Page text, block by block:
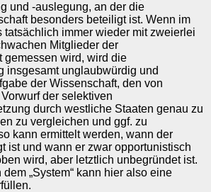
und -auslegung, an der die
besonders beteiligt ist. Wenn im
tatsächlich immer wieder mit zweierlei
Mitglieder der
gemessen wird, wird die
insgesamt unglaubwürdig und
der Wissenschaft, den von
der selektiven
durch westliche Staaten genau zu
zu vergleichen und ggf. zu
kann ermittelt werden, wann der
ist und wann er zwar opportunistisch
wird, aber letztlich unbegründet ist.
„System“ kann hier also eine